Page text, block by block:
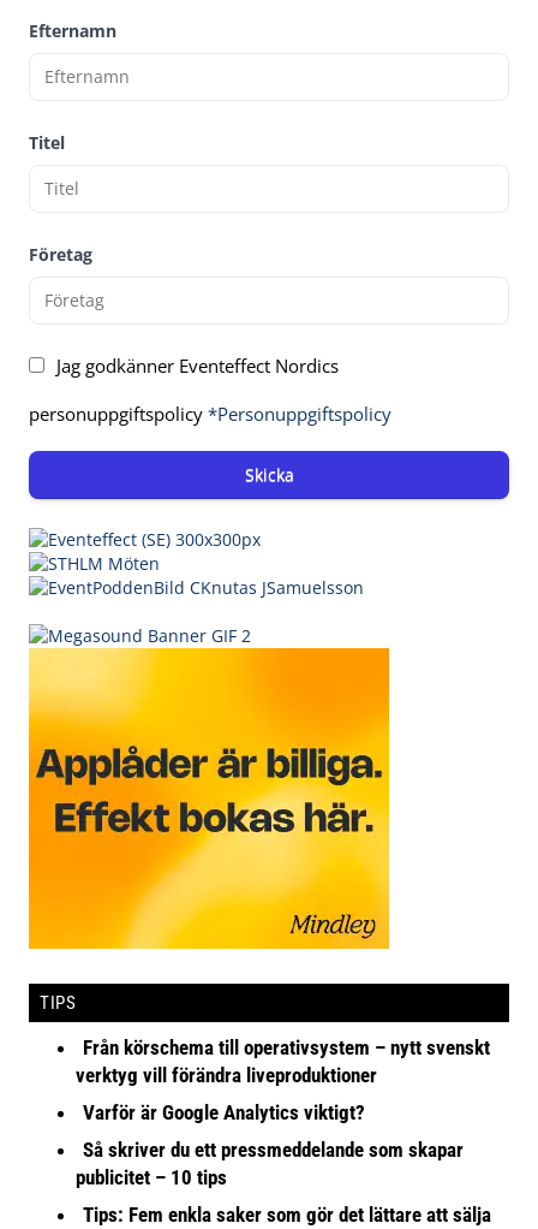
Efternamn
Titel
Företag
Jag godkänner Eventeffect Nordics
personuppgiftspolicy *Personuppgiftspolicy
Skicka
TIPS
Från körschema till operativsystem – nytt svenskt
verktyg vill förändra liveproduktioner
Varför är Google Analytics viktigt?
Så skriver du ett pressmeddelande som skapar
publicitet – 10 tips
Tips: Fem enkla saker som gör det lättare att sälja